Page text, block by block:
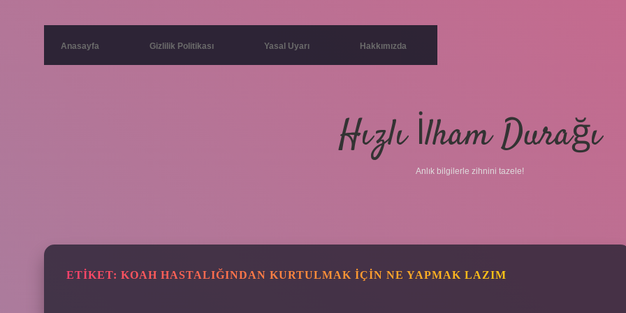
Anasayfa Gizlilik Politikası Yasal Uyarı Hakkımızda
Hızlı İlham Durağı
Anlık bilgilerle zihnini tazele!
ETIKET: KOAH HASTALIĞINDAN KURTULMAK IÇIN NE YAPMAK LAZIM